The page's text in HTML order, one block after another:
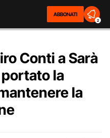
ABBONATI
2
Conti a Sarà
la
la